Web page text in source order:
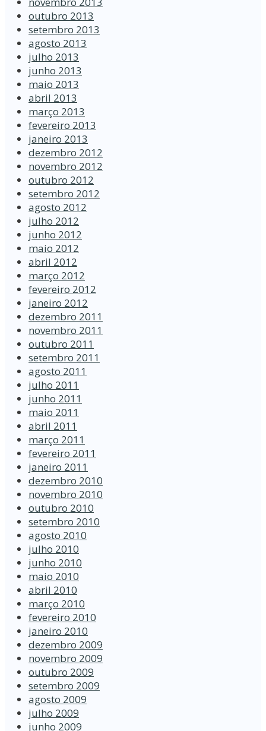
outubro 2013
setembro 2013
agosto 2013
julho 2013
junho 2013
maio 2013
abril 2013
março 2013
fevereiro 2013
janeiro 2013
dezembro 2012
novembro 2012
outubro 2012
setembro 2012
agosto 2012
julho 2012
junho 2012
maio 2012
abril 2012
março 2012
fevereiro 2012
janeiro 2012
dezembro 2011
novembro 2011
outubro 2011
setembro 2011
agosto 2011
julho 2011
junho 2011
maio 2011
abril 2011
março 2011
fevereiro 2011
janeiro 2011
dezembro 2010
novembro 2010
outubro 2010
setembro 2010
agosto 2010
julho 2010
junho 2010
maio 2010
abril 2010
março 2010
fevereiro 2010
janeiro 2010
dezembro 2009
novembro 2009
outubro 2009
setembro 2009
agosto 2009
julho 2009
junho 2009